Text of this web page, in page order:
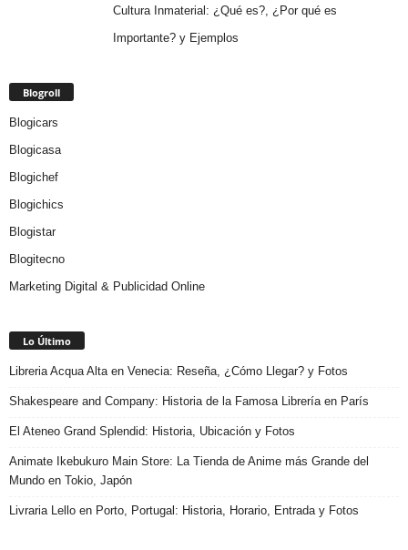
Cultura Inmaterial: ¿Qué es?, ¿Por qué es
Importante? y Ejemplos
Blogroll
Blogicars
Blogicasa
Blogichef
Blogichics
Blogistar
Blogitecno
Marketing Digital & Publicidad Online
Lo Último
Libreria Acqua Alta en Venecia: Reseña, ¿Cómo Llegar? y Fotos
Shakespeare and Company: Historia de la Famosa Librería en París
El Ateneo Grand Splendid: Historia, Ubicación y Fotos
Animate Ikebukuro Main Store: La Tienda de Anime más Grande del
Mundo en Tokio, Japón
Livraria Lello en Porto, Portugal: Historia, Horario, Entrada y Fotos